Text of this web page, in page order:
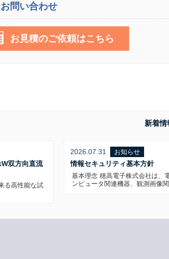
問い合わせ
お見積のご依頼はこちら
双方向直流
る高性能な試
2026.07.31 お知らせ
情報セキュリティ基本方針
基本理念 穂高電子株式会社は、
ンピュータ関連機器、観測画像
新着情